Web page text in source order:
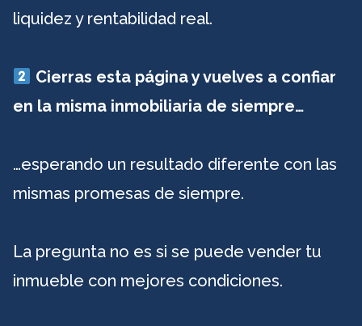
liquidez y rentabilidad real.
Cierras esta página y vuelves a confiar
en la misma inmobiliaria de siempre…
…esperando un resultado diferente con las
mismas promesas de siempre.
La pregunta no es si se puede vender tu
inmueble con mejores condiciones.